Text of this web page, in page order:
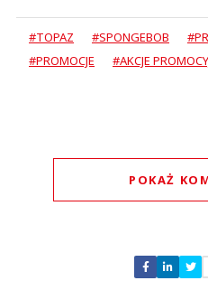
#TOPAZ #SPONGEBOB
#PROMOCJE
#AKCJE
POKAŻ
Nie
Zostaw